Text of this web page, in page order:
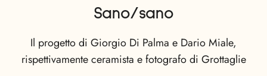
Sano/sano
Il progetto di Giorgio Di Palma e Dario Miale,
rispettivamente ceramista e fotografo di Grottaglie